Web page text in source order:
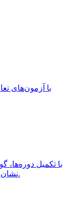
با آزمون‌های
با تکمیل دوره‌ها،
نشان داده و اعتبار پورتفولیوی خود را افزایش دهید.